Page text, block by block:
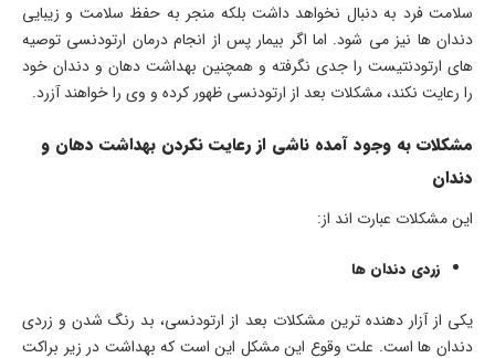
سلامت فرد به دنبال نخواهد داشت بلکه منجر به حفظ سلامت و زیبایی
دندان ها نیز می شود. اما اگر بیمار پس از انجام درمان ارتودنسی توصیه
های ارتودنتیست را جدی نگرفته و همچنین بهداشت دهان و دندان خود
را رعایت نکند، مشکلات بعد از ارتودنسی ظهور کرده و وی را خواهند آزرد.
مشکلات به وجود آمده ناشی از رعایت نکردن بهداشت دهان و
دندان
این مشکلات عبارت اند از:
زردی دندان ها
یکی از آزار دهنده ترین مشکلات بعد از ارتودنسی، بد رنگ شدن و زردی
دندان ها است. علت وقوع این مشکل این است که بهداشت در زیر براکت